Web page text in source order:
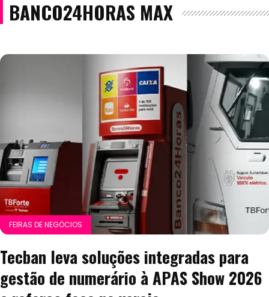
BANCO24HORAS MAX
FEIRAS DE NEGÓCIOS
Tecban leva soluções integradas para
gestão de numerário à APAS Show 2026